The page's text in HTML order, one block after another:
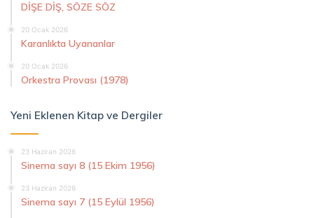
DİŞE DİŞ, SÖZE SÖZ
20 Ocak 2026
Karanlıkta Uyananlar
20 Ocak 2026
Orkestra Provası (1978)
Yeni Eklenen Kitap ve Dergiler
23 Haziran 2026
Sinema sayı 8 (15 Ekim 1956)
23 Haziran 2026
Sinema sayı 7 (15 Eylül 1956)